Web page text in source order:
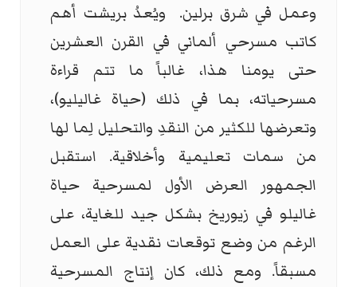
وعمل في شرق برلين. ويُعدُ بريشت أهم
كاتب مسرحي ألماني في القرن العشرين
حتى يومنا هذا، غالباً ما تتم قراءة
مسرحياته، بما في ذلك (حياة غاليليو)،
وتعرضها للكثير من النقدِ والتحليل لِما لها
من سمات تعليمية وأخلاقية. استقبل
الجمهور العرض الأول لمسرحية حياة
غاليلو في زيوريخ بشكل جيد للغاية، على
الرغم من وضع توقعات نقدية على العمل
مسبقاً. ومع ذلك، كان إنتاج المسرحية